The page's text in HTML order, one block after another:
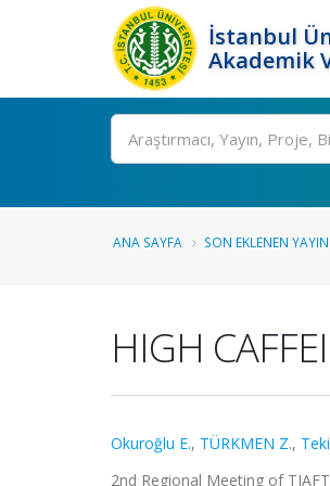
İstanbul
Akademik
Ara
ANA SAYFA SON EKLENEN
HIGH
Okuroğlu E., TÜRKMEN Z.,
2nd Regional Meeting of